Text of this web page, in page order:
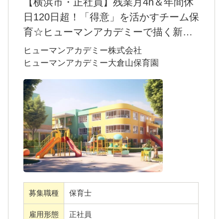
日120日超！「得意」を活かすチーム保
育☆ヒューマンアカデミーで描く新し
い保育士キャリア
―― 子どもの「自立の芽」を、あなたの「得
意」で育てませんか？
「すべてを完璧にこなせる保育士」である必
要はありません。
ヒューマンアカデミー大倉山保育園が大切に
しているのは、「チーム保育」。「受けとめ
る保育・支える保育・待つ保育」
誰かの苦手は、誰かの得意でカバーする。お
互いを認め合う文化があるから、子どもたち
も、そして保育士も、自分らしく伸び伸びと
過ごせる環境です。
ヒューマンアカデミー株式会社
ヒューマンアカデミー大倉山保育園
募集職種 保育士
雇用形態 正社員